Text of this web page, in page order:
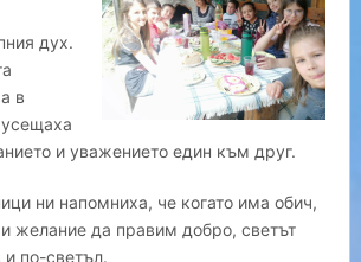
дух.
в
и уважението един към друг.
ни напомниха, че когато има обич,
и желание да правим добро, светът
и по-светъл.